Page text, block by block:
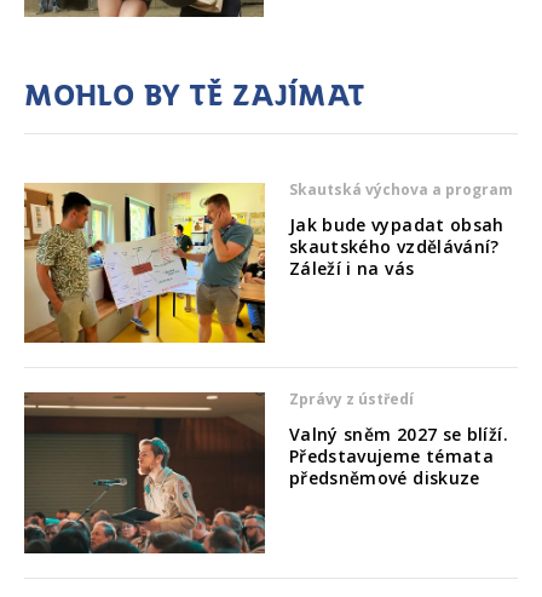
Mohlo by tě zajímat
Skautská výchova a program
Jak bude vypadat obsah
skautského vzdělávání?
Záleží i na vás
Zprávy z ústředí
Valný sněm 2027 se blíží.
Představujeme témata
předsněmové diskuze